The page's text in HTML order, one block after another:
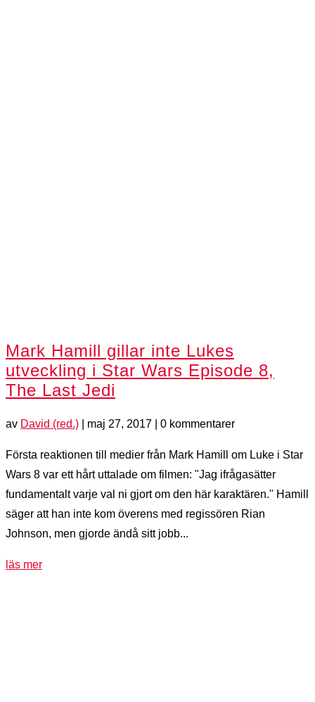
Mark Hamill gillar inte Lukes
utveckling i Star Wars Episode 8,
The Last Jedi
av David (red.) maj 27, 2017 | 0 kommentarer
Första reaktionen till medier från Mark Hamill om Luke i Star
Wars 8 var ett hårt uttalade om filmen: "Jag ifrågasätter
fundamentalt varje val ni gjort om den här karaktären." Hamill
säger att han inte kom överens med regissören Rian
Johnson, men gjorde ändå sitt jobb...
läs mer